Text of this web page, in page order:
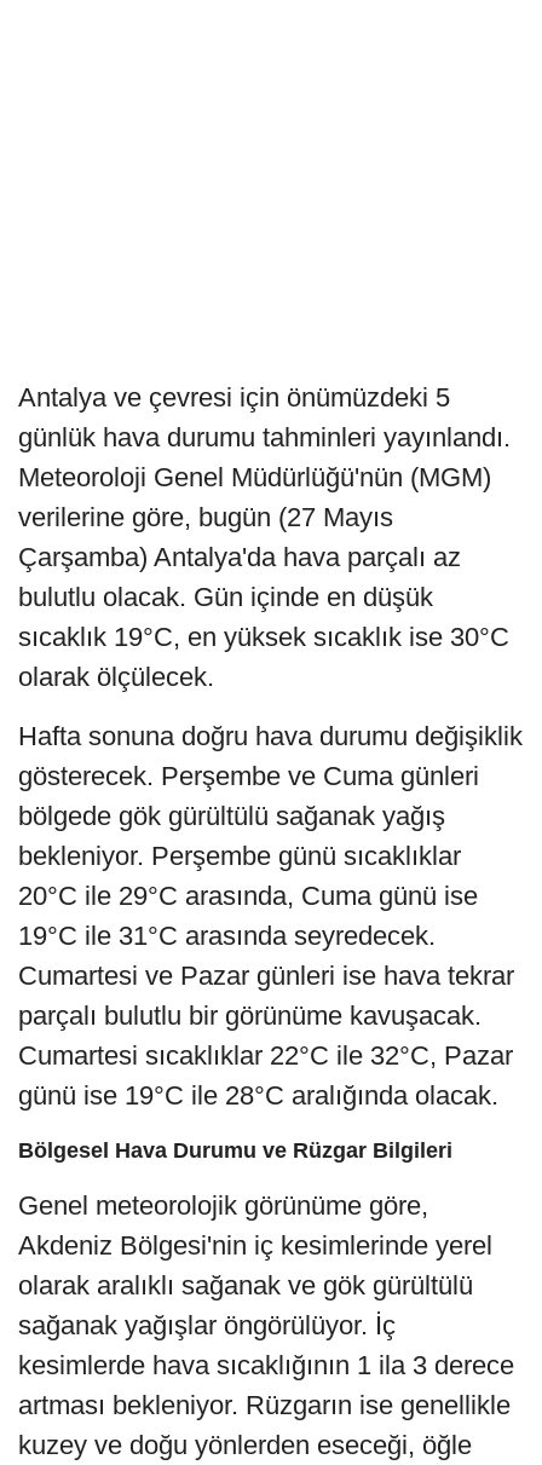
Antalya ve çevresi için önümüzdeki 5
günlük hava durumu tahminleri yayınlandı.
Meteoroloji Genel Müdürlüğü'nün (MGM)
verilerine göre, bugün (27 Mayıs
Çarşamba) Antalya'da hava parçalı az
bulutlu olacak. Gün içinde en düşük
sıcaklık 19°C, en yüksek sıcaklık ise 30°C
olarak ölçülecek.
Hafta sonuna doğru hava durumu değişiklik
gösterecek. Perşembe ve Cuma günleri
bölgede gök gürültülü sağanak yağış
bekleniyor. Perşembe günü sıcaklıklar
20°C ile 29°C arasında, Cuma günü ise
19°C ile 31°C arasında seyredecek.
Cumartesi ve Pazar günleri ise hava tekrar
parçalı bulutlu bir görünüme kavuşacak.
Cumartesi sıcaklıklar 22°C ile 32°C, Pazar
günü ise 19°C ile 28°C aralığında olacak.
Bölgesel Hava Durumu ve Rüzgar Bilgileri
Genel meteorolojik görünüme göre,
Akdeniz Bölgesi'nin iç kesimlerinde yerel
olarak aralıklı sağanak ve gök gürültülü
sağanak yağışlar öngörülüyor. İç
kesimlerde hava sıcaklığının 1 ila 3 derece
artması bekleniyor. Rüzgarın ise genellikle
kuzey ve doğu yönlerden eseceği, öğle